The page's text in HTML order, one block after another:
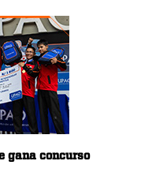
gana concurso